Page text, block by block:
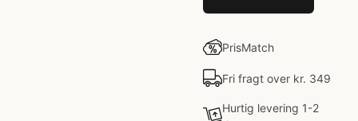
PrisMatch
Fri fragt over kr. 349
Hurtig levering 1-2